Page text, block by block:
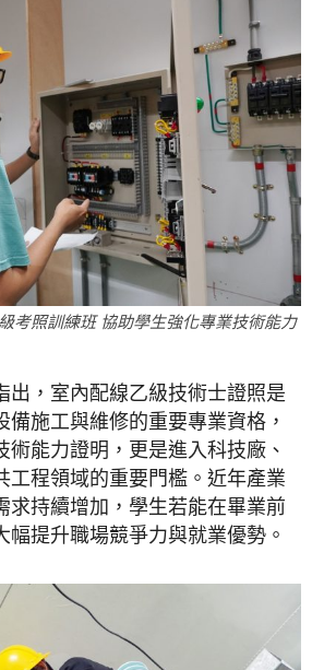
考照訓練班 協助學生強化專業技術能力
出，室內配線乙級技術士證照是
備施工與維修的重要專業資格，
術能力證明，更是進入科技廠、
工程領域的重要門檻。近年產業
求持續增加，學生若能在畢業前
提升職場競爭力與就業優勢。